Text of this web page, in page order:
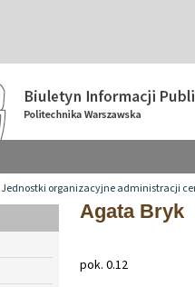
Jednostki organizacyjne administracji
Agata Bryk
pok. 0.12